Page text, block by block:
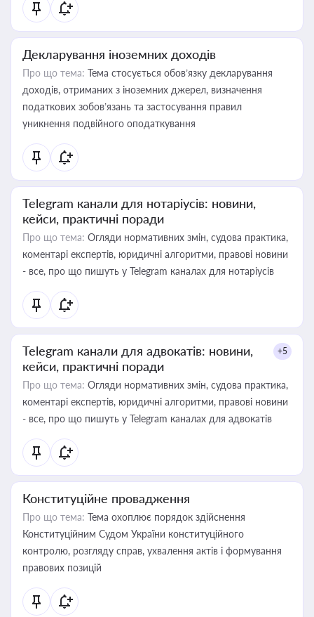
Декларування іноземних доходів
Про що тема: Тема стосується обов’язку декларування
доходів, отриманих з іноземних джерел, визначення
податкових зобов’язань та застосування правил
уникнення подвійного оподаткування
Telegram канали для нотаріусів: новини,
кейси, практичні поради
Про що тема: Огляди нормативних змін, судова практика,
коментарі експертів, юридичні алгоритми, правові новини
- все, про що пишуть у Telegram каналах для нотаріусів
Telegram канали для адвокатів: новини,
кейси, практичні поради
+5
Про що тема: Огляди нормативних змін, судова практика,
коментарі експертів, юридичні алгоритми, правові новини
- все, про що пишуть у Telegram каналах для адвокатів
Конституційне провадження
Про що тема: Тема охоплює порядок здійснення
Конституційним Судом України конституційного
контролю, розгляду справ, ухвалення актів і формування
правових позицій